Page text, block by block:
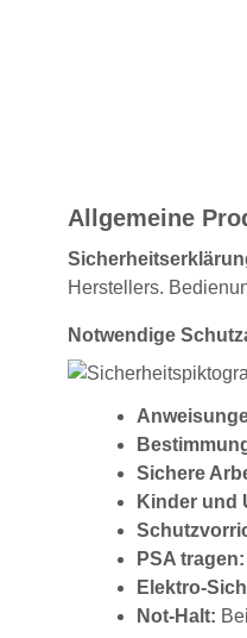
Allgemeine
Herstellers.
Notwendige
Sichere
Kinder und
PSA tragen:
Elektro-
Not-Halt: